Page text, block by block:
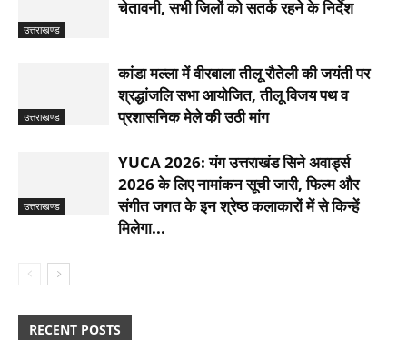
उत्तराखण्ड
चेतावनी, सभी जिलों को सतर्क रहने के निर्देश
उत्तराखण्ड
कांडा मल्ला में वीरबाला तीलू रौतेली की जयंती पर
श्रद्धांजलि सभा आयोजित, तीलू विजय पथ व
प्रशासनिक मेले की उठी मांग
उत्तराखण्ड
YUCA 2026: यंग उत्तराखंड सिने अवार्ड्स
2026 के लिए नामांकन सूची जारी, फिल्म और
संगीत जगत के इन श्रेष्ठ कलाकारों में से किन्हें
मिलेगा...
RECENT POSTS